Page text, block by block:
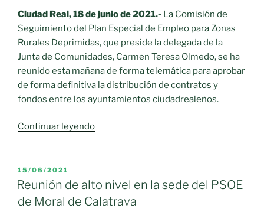
al
IDAE
y
Diputación»
Ciudad Real, 18 de junio de 2021.- La Comisión de
Seguimiento del Plan Especial de Empleo para Zonas
Rurales Deprimidas, que preside la delegada de la
Junta de Comunidades, Carmen Teresa Olmedo, se ha
reunido esta mañana de forma telemática para aprobar
de forma definitiva la distribución de contratos y
fondos entre los ayuntamientos ciudadrealeños.
Continuar leyendo«El
Empleo
para
PUBLICADO
EL
15/06/2021
Reunión de alto nivel en la sede del PSOE
de Moral de Calatrava